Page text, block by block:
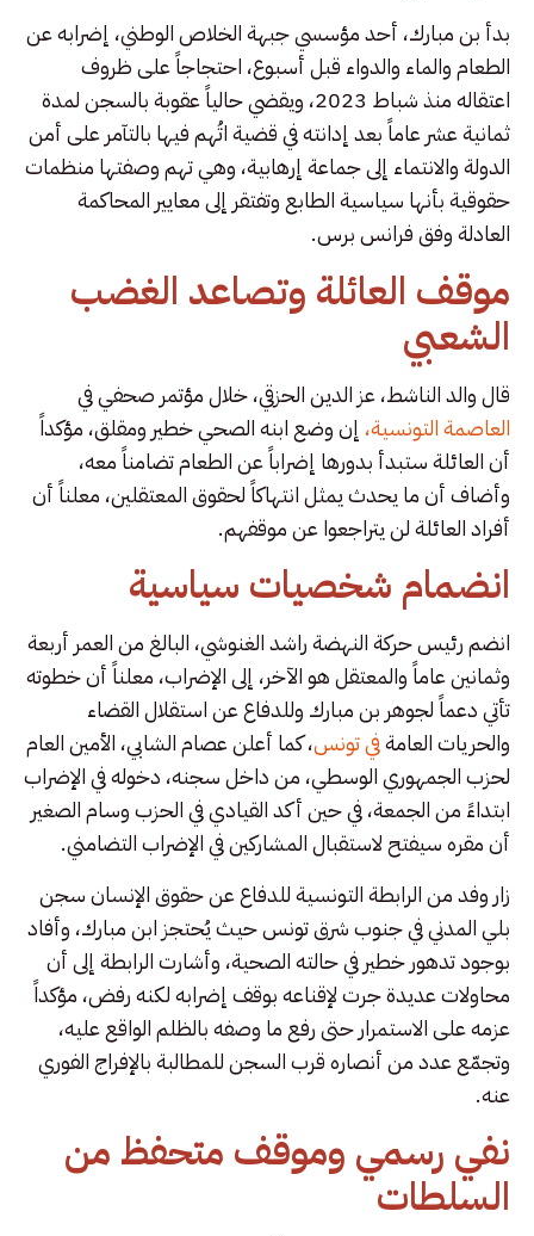
بدأ بن مبارك، أحد مؤسسي جبهة الخلاص الوطني، إضرابه عن
الطعام والماء والدواء قبل أسبوع، احتجاجاً على ظروف
اعتقاله منذ شباط 2023، ويقضي حالياً عقوبة بالسجن لمدة
ثمانية عشر عاماً بعد إدانته في قضية اتُهم فيها بالتآمر على أمن
الدولة والانتماء إلى جماعة إرهابية، وهي تهم وصفتها منظمات
حقوقية بأنها سياسية الطابع وتفتقر إلى معايير المحاكمة
العادلة وفق فرانس برس.
موقف العائلة وتصاعد الغضب
الشعبي
قال والد الناشط، عز الدين الحزقي، خلال مؤتمر صحفي في
العاصمة التونسية، إن وضع ابنه الصحي خطير ومقلق، مؤكداً
أن العائلة ستبدأ بدورها إضراباً عن الطعام تضامناً معه،
وأضاف أن ما يحدث يمثل انتهاكاً لحقوق المعتقلين، معلناً أن
أفراد العائلة لن يتراجعوا عن موقفهم.
انضمام شخصيات سياسية
انضم رئيس حركة النهضة راشد الغنوشي، البالغ من العمر أربعة
وثمانين عاماً والمعتقل هو الآخر، إلى الإضراب، معلناً أن خطوته
تأتي دعماً لجوهر بن مبارك وللدفاع عن استقلال القضاء
والحريات العامةفي تونس، كما أعلن عصام الشابي، الأمين العام
لحزب الجمهوري الوسطي، من داخل سجنه، دخوله في الإضراب
ابتداءً من الجمعة، في حين أكد القيادي في الحزب وسام الصغير
أن مقره سيفتح لاستقبال المشاركين في الإضراب التضامني.
زار وفد من الرابطة التونسية للدفاع عن حقوق الإنسان سجن
بلي المدني في جنوب شرق تونس حيث يُحتجز ابن مبارك، وأفاد
بوجود تدهور خطير في حالته الصحية، وأشارت الرابطة إلى أن
محاولات عديدة جرت لإقناعه بوقف إضرابه لكنه رفض، مؤكداً
عزمه على الاستمرار حتى رفع ما وصفه بالظلم الواقع عليه،
وتجمّع عدد من أنصاره قرب السجن للمطالبة بالإفراج الفوري
عنه.
نفي رسمي وموقف متحفظ من
السلطات